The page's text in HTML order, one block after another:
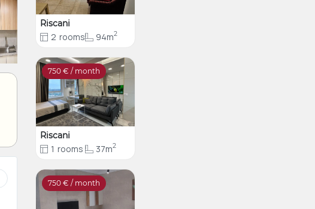
Riscani
2 rooms 94m2
750 € / month
Riscani
1 rooms 37m2
750 € / month